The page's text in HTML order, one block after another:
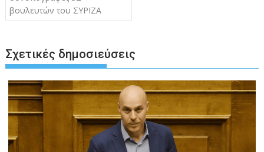
βουλευτών του ΣΥΡΙΖΑ
Σχετικές δημοσιεύσεις